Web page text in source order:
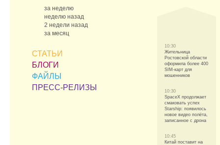
за неделю
неделю назад
2 недели назад
за месяц
СТАТЬИ
БЛОГИ
ФАЙЛЫ
ПРЕСС-РЕЛИЗЫ
10:30
Жительница
Ростовской области
оформила более 400
SIM-карт для
мошенников
10:30
SpaceX продолжает
смаковать успех
Starship: появилось
новое видео полёта,
записанное с дрона
10:45
Китай поставит на